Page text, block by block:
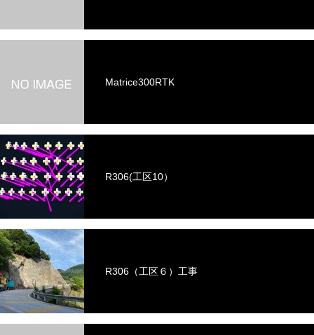
Matrice300RTK
R306(工区10）
R306（工区６）工事